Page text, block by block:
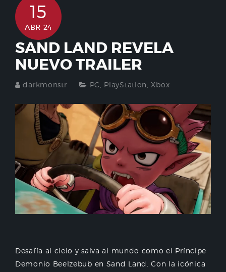
15
ABR 24
SAND LAND REVELA
NUEVO TRAILER
darkmonstr PC PlayStation Xbox
Desafía al cielo y salva al mundo como el Príncipe
Demonio Beelzebub en Sand Land. Con la icónica